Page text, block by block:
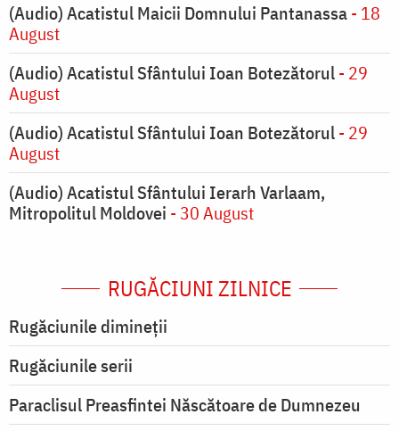
(Audio) Acatistul Maicii Domnului Pantanassa- 18
August
(Audio) Acatistul Sfântului Ioan Botezătorul- 29
August
(Audio) Acatistul Sfântului Ioan Botezătorul- 29
August
(Audio) Acatistul Sfântului Ierarh Varlaam,
Mitropolitul Moldovei - 30 August
RUGĂCIUNI ZILNICE
Rugăciunile dimineții
Rugăciunile serii
Paraclisul Preasfintei Născătoare de Dumnezeu